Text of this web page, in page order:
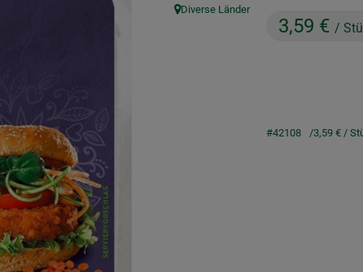
3,59 € /
, Herkunft:
Diverse Länder
#42108 3,59 € /